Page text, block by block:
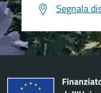
Segnala